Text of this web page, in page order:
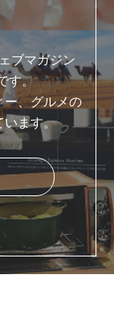
ブマガジン
す。
ー、グルメの
います。